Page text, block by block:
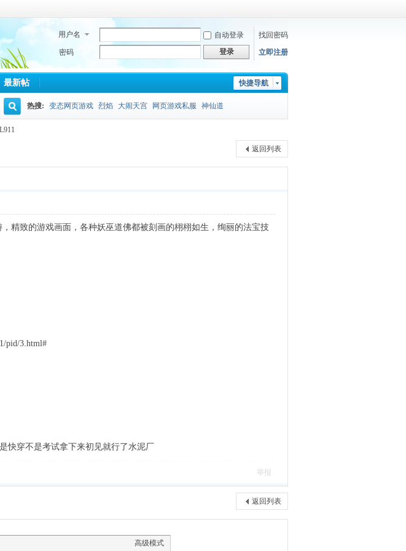
用户名 自动登录
找回密码
密码
登录 立即注册
快捷导航
最新帖
搜
热搜: 变态网页游戏 烈焰 大闹天宫 网页游戏私服 神仙道
返回列表
精致的游戏画面，各种妖巫道佛都被刻画的栩栩如生，绚丽的法宝技
pid/3.html#
快穿不是考试拿下来初见就行了水泥厂
举报
返回列表
高级模式